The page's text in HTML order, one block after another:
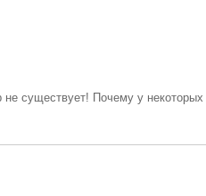
существует! Почему у